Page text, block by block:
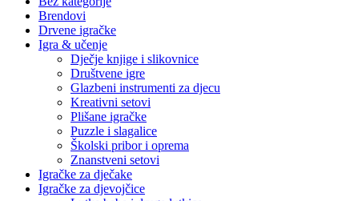
Brendovi
Drvene igračke
Igra & učenje
Dječje knjige i slikovnice
Društvene igre
Glazbeni instrumenti za djecu
Kreativni setovi
Plišane igračke
Puzzle i slagalice
Školski pribor i oprema
Znanstveni setovi
Igračke za dječake
Igračke za djevojčice